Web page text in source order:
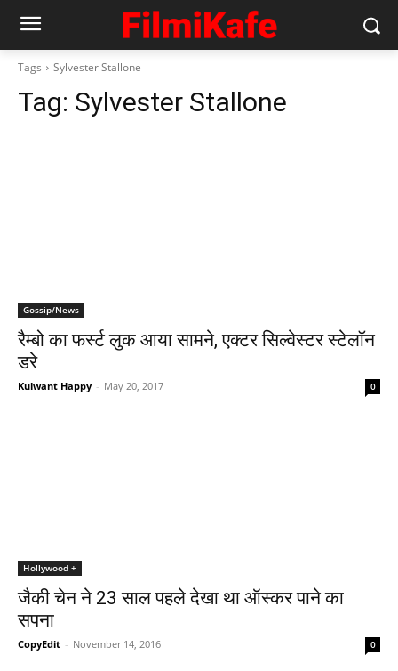
Tags Sylvester Stallone
Tag: Sylvester Stallone
Gossip/News
रैम्‍बो का फर्स्‍ट लुक आया सामने, एक्‍टर सिल्‍वेस्‍टर स्‍टेलॉन
डरे
Kulwant Happy - May 20, 2017 0
Hollywood +
जैकी चेन ने 23 साल पहले देखा था ऑस्‍कर पाने का
सपना
CopyEdit - November 14, 2016 0